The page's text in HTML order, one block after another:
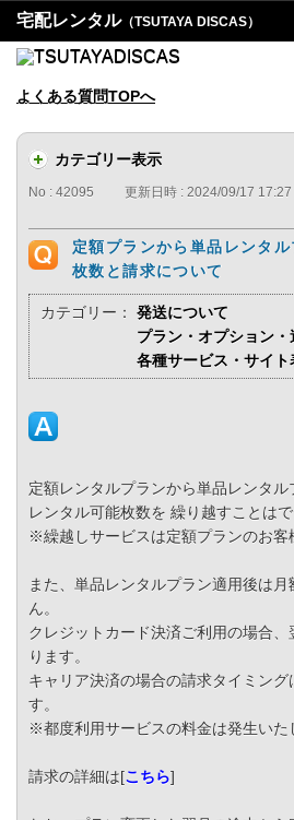
宅配レンタル（TSUTAYA DISCAS）
よくある質問TOPへ
カテゴリー表示
No : 42095 更新日時 : 2024/09/17 17:27
定額プランから単品レンタ
枚数と請求について
カテゴリー：
発送について
プラン・オプション
各種サービス・サイト
定額レンタルプランから単品レンタル
レンタル可能枚数を 繰り越すことはで
※繰越しサービスは定額プランのお客
また、単品レンタルプラン適用後は
ん。
クレジットカード決済ご利用の場合
ります。
キャリア決済の場合の請求タイミング
す。
※都度利用サービスの料金は発生いた
請求の詳細は[こちら]